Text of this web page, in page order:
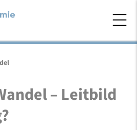
– Leitbild